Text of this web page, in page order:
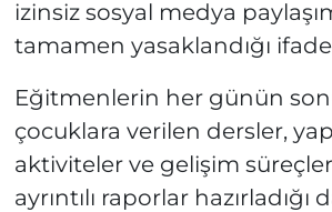
izinsiz sosyal medya
tamamen yasaklandığı
Eğitmenlerin her günün
çocuklara verilen dersler,
aktiviteler ve gelişim
ayrıntılı raporlar hazırladığı